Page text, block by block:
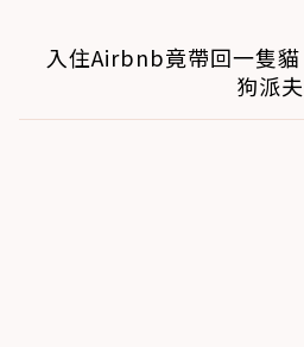
入住Airbnb竟帶回一隻
狗派